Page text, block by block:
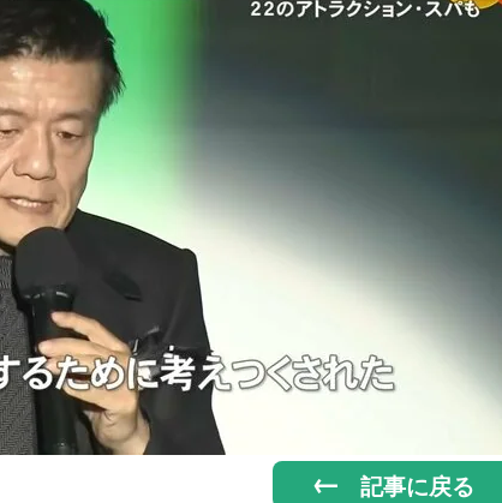
記事に戻る